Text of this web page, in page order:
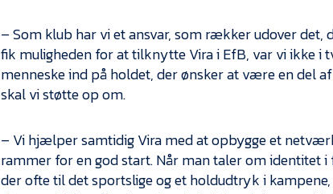
– Som klub har vi et ansvar, som rækker udover det,
fik muligheden for at tilknytte Vira i EfB, var vi ikke i
menneske ind på holdet, der ønsker at være en del
skal vi støtte op om.
– Vi hjælper samtidig Vira med at opbygge et
rammer for en god start. Når man taler om identitet
der ofte til det sportslige og et holdudtryk i